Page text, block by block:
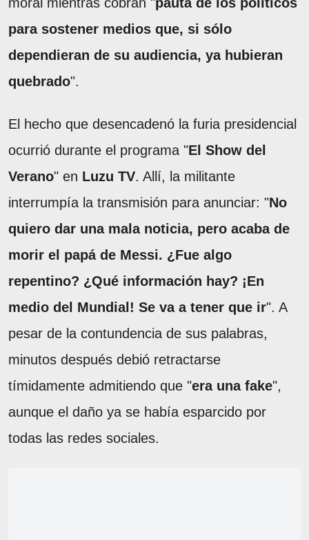
para sostener medios que, si sólo
dependieran de su audiencia, ya hubieran
quebrado".
El hecho que desencadenó la furia presidencial
ocurrió durante el programa "El Show del
Verano" en Luzu TV. Allí, la militante
interrumpía la transmisión para anunciar: "No
quiero dar una mala noticia, pero acaba de
morir el papá de Messi. ¿Fue algo
repentino? ¿Qué información hay? ¡En
medio del Mundial! Se va a tener que ir". A
pesar de la contundencia de sus palabras,
minutos después debió retractarse
tímidamente admitiendo que "era una fake",
aunque el daño ya se había esparcido por
todas las redes sociales.